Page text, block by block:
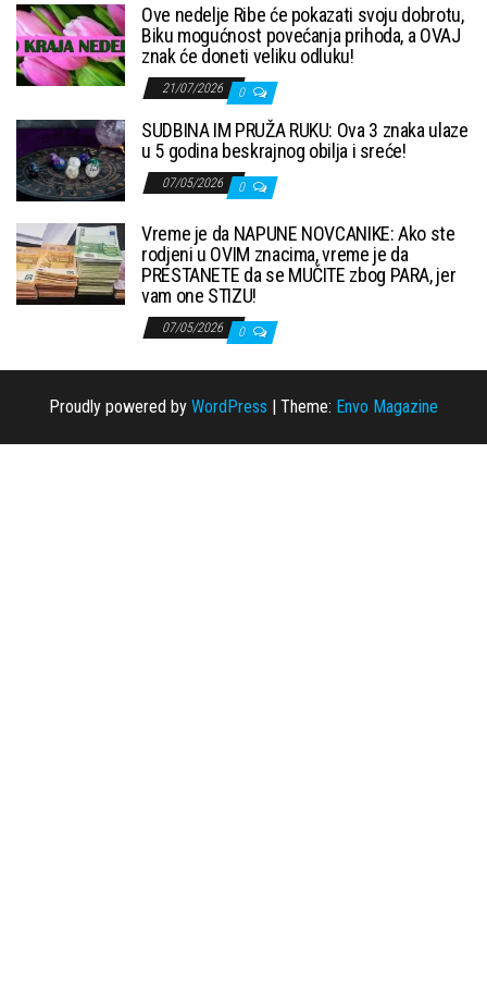
Ove nedelje Ribe će pokazati svoju dobrotu,
Biku mogućnost povećanja prihoda, a OVAJ
znak će doneti veliku odluku!
21/07/2026 0
SUDBINA IM PRUŽA RUKU: Ova 3 znaka ulaze
u 5 godina beskrajnog obilja i sreće!
07/05/2026 0
Vreme je da NAPUNE NOVCANIKE: Ako ste
rodjeni u OVIM znacima, vreme je da
PRESTANETE da se MUČITE zbog PARA, jer
vam one STIZU!
07/05/2026 0
Proudly powered by WordPress Theme: Envo Magazine